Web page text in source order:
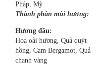
Pháp, Mỹ
Thành phần mùi hương:
Hương đầu:
Hoa oải hương, Quả quýt
hồng, Cam Bergamot, Quả
chanh vàng